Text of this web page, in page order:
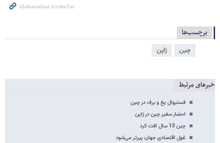
برچسب‌ها
چین ژاپن
خبرهای مرتبط
فستیوال یخ و برف در چین
احضار سفیر چین در ژاپن
چین 13 سال افت کرد
غول اقتصادی جهان پیرتر می‌شود